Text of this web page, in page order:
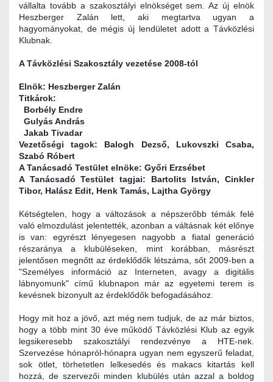
vállalta tovább a szakosztályi elnökséget sem. Az új elnök
Heszberger Zalán lett, aki megtartva ugyan a
hagyományokat, de mégis új lendületet adott a Távközlési
Klubnak.
A Távközlési Szakosztály vezetése 2008-tól
Elnök: Heszberger Zalán
Titkárok:
Borbély Endre
Gulyás András
Jakab Tivadar
Vezetőségi tagok: Balogh Dezső, Lukovszki Csaba,
Szabó Róbert
A Tanácsadó Testület elnöke: Győri Erzsébet
A Tanácsadó Testület tagjai: Bartolits István, Cinkler
Tibor, Halász Edit, Henk Tamás, Lajtha György
Kétségtelen, hogy a változások a népszerőbb témák felé
való elmozdulást jelentették, azonban a váltásnak két előnye
is van: egyrészt lényegesen nagyobb a fiatal generáció
részaránya a klubüléseken, mint korábban, másrészt
jelentősen megnőtt az érdeklődők létszáma, sőt 2009-ben a
"Személyes információ az Interneten, avagy a digitális
lábnyomunk" című klubnapon már az egyetemi terem is
kevésnek bizonyult az érdeklődők befogadásához.
Hogy mit hoz a jövő, azt még nem tudjuk, de az már biztos,
hogy a több mint 30 éve működő Távközlési Klub az egyik
legsikeresebb szakosztályi rendezvénye a HTE-nek.
Szervezése hónapról-hónapra ugyan nem egyszerű feladat,
sok ötlet, törhetetlen lelkesedés és makacs kitartás kell
hozzá, de szervezői minden klubülés után azzal a boldog